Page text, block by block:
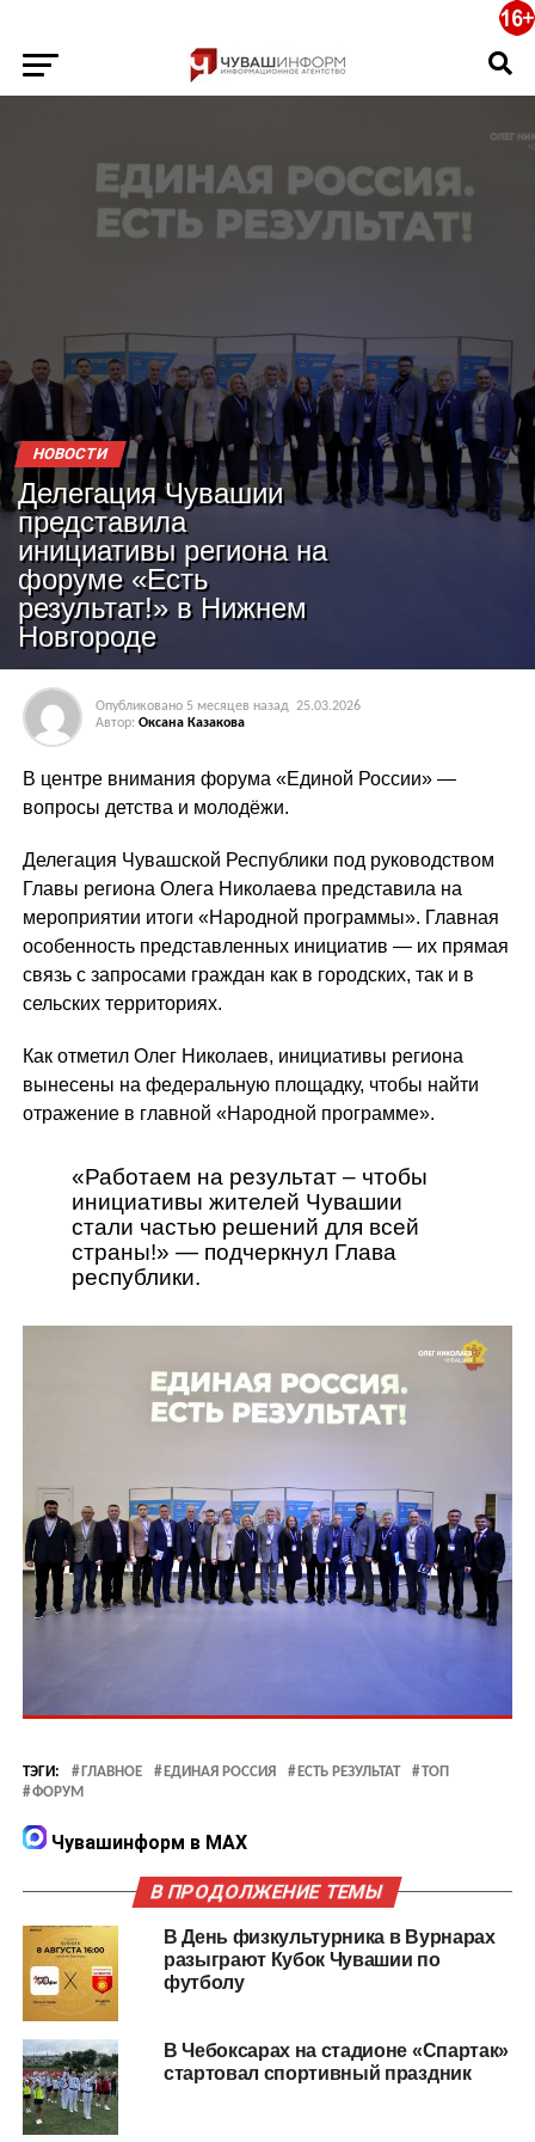
НОВОСТИ
Делегация Чувашии
представила
инициативы региона на
форуме «Есть
результат!» в Нижнем
Новгороде
Опубликовано 5 месяцев назад 25.03.2026
Автор: Оксана Казакова
В центре внимания форума «Единой России» —
вопросы детства и молодёжи.
Делегация Чувашской Республики под руководством
Главы региона Олега Николаева представила на
мероприятии итоги «Народной программы». Главная
особенность представленных инициатив — их прямая
связь с запросами граждан как в городских, так и в
сельских территориях.
Как отметил Олег Николаев, инициативы региона
вынесены на федеральную площадку, чтобы найти
отражение в главной «Народной программе».
«Работаем на результат – чтобы
инициативы жителей Чувашии
стали частью решений для всей
страны!» — подчеркнул Глава
республики.
ТЭГИ: ГЛАВНОЕ ЕДИНАЯ РОССИЯ ЕСТЬ РЕЗУЛЬТАТ
ТОП
ФОРУМ
Чувашинформ в MAX
В ПРОДОЛЖЕНИЕ ТЕМЫ
В День физкультурника в Вурнарах
разыграют Кубок Чувашии по
футболу
В Чебоксарах на стадионе «Спартак»
стартовал спортивный праздник